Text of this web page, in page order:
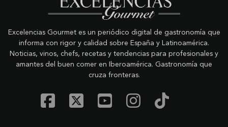
Excelencias Gourmet es un periódico digital de gastronomía que
informa con rigor y calidad sobre España y Latinoamérica.
Noticias, vinos, chefs, recetas y tendencias para profesionales y
amantes del buen comer en Iberoamérica. Gastronomía que
cruza fronteras.